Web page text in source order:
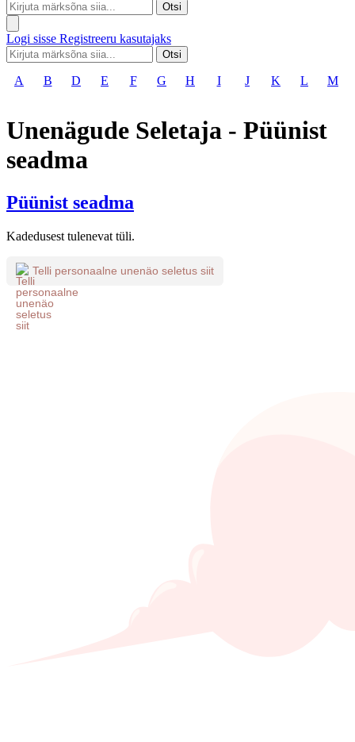
Otsi
Logi sisse Registreeru kasutajaks
Otsi
A B D E F G H I J K L M
Unenägude Seletaja - Püünist
seadma
Püünist seadma
Kadedusest tulenevat tüli.
Telli personaalne unenäo seletus siit